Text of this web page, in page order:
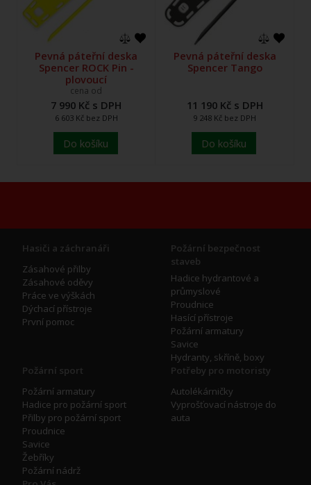
Pevná páteřní deska
Spencer ROCK Pin -
plovoucí
cena od
7 990 Kč s DPH
6 603 Kč bez DPH
Do košíku
Pevná páteřní deska
Spencer Tango
11 190 Kč s DPH
9 248 Kč bez DPH
Do košíku
Hasiči a záchranáři
Zásahové přilby
Zásahové oděvy
Práce ve výškách
Dýchací přístroje
První pomoc
Požární bezpečnost
staveb
Hadice hydrantové a
průmyslové
Proudnice
Hasící přístroje
Požární armatury
Savice
Hydranty, skříně, boxy
Požární sport
Požární armatury
Hadice pro požární sport
Přilby pro požární sport
Proudnice
Savice
Žebříky
Požární nádrž
Potřeby pro motoristy
Autolékárničky
Vyprošťovací nástroje do
auta